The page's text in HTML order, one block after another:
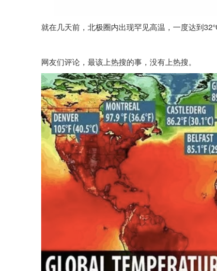
就在几天前，北极圈内出现罕见高温，一度达到
网友们评论，最该上热搜的事，没有上热搜。